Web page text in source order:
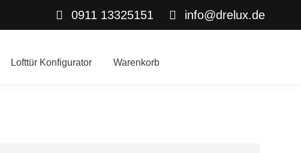
0911 13325151 info@drelux.de
Lofttür Konfigurator Warenkorb